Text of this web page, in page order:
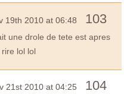
19th 2010 at 06:48 103
une drole de tete est apres
lol lol
21st 2010 at 04:25 104